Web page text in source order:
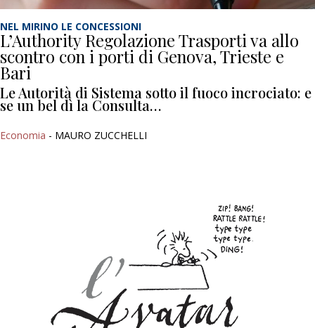
NEL MIRINO LE CONCESSIONI
L’Authority Regolazione Trasporti va allo
scontro con i porti di Genova, Trieste e
Bari
Le Autorità di Sistema sotto il fuoco incrociato: e
se un bel dì la Consulta…
Economia - MAURO ZUCCHELLI